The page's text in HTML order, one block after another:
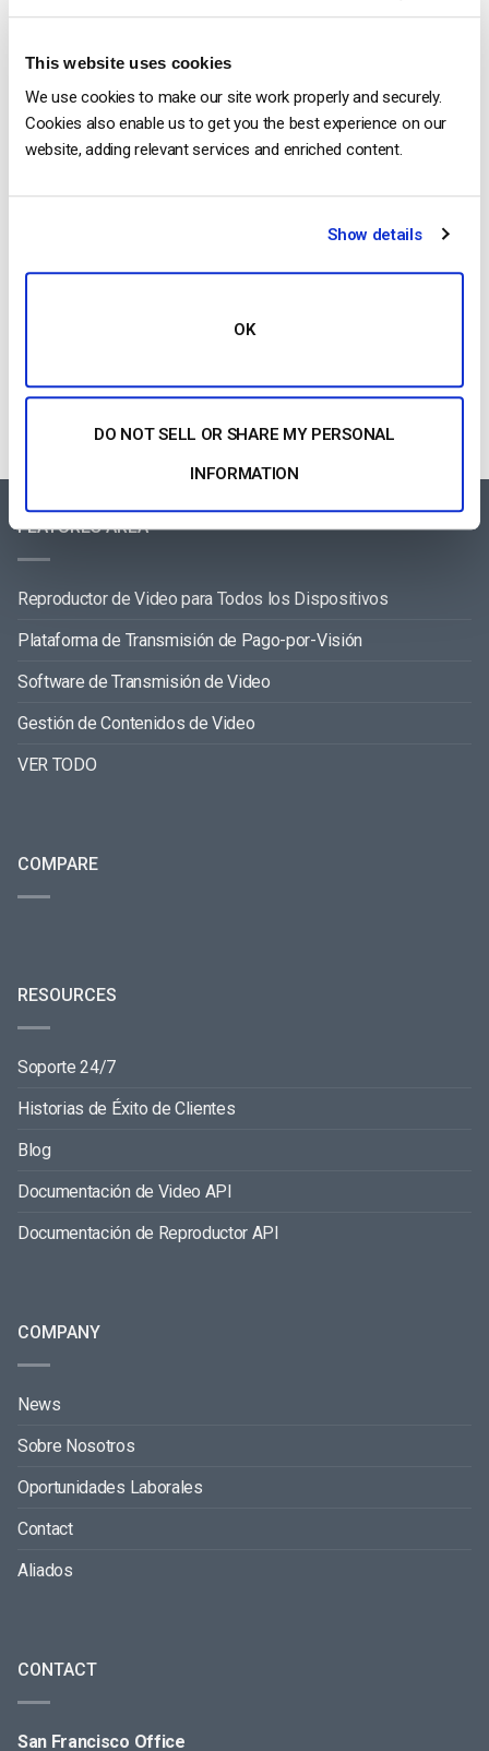
This website uses cookies
We use cookies to make our site work properly and securely.
Cookies also enable us to get you the best experience on our
website, adding relevant services and enriched content.
Show details
OK
DO NOT SELL OR SHARE MY PERSONAL
INFORMATION
Fomente el compromiso de los
by Max Wilbert
FEATURES AREA
Reproductor de Video para Todos los Dispositivos
Plataforma de Transmisión de Pago-por-Visión
Software de Transmisión de Video
Gestión de Contenidos de Video
VER TODO
COMPARE
RESOURCES
Soporte 24/7
Historias de Éxito de Clientes
Blog
Documentación de Video API
Documentación de Reproductor API
COMPANY
News
Sobre Nosotros
Oportunidades Laborales
Contact
Aliados
CONTACT
San Francisco Office